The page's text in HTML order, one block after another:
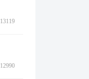
13119
12990